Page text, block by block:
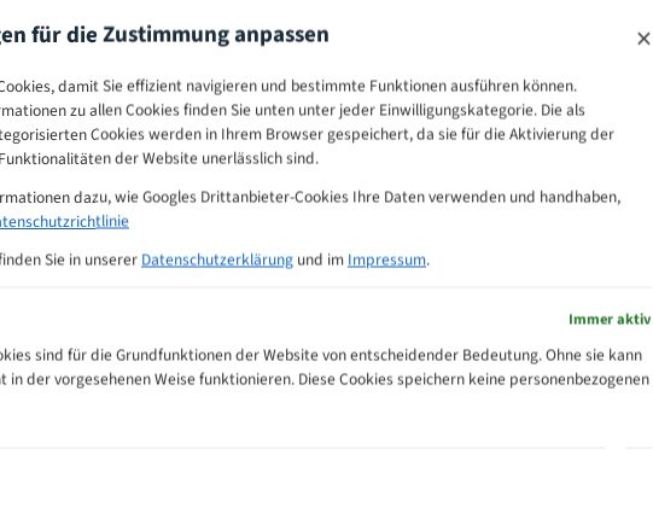
Handhabung, Transport und Lagerung nur mit geeigneten Schutzhandschuhen.
und vom Netz getrennter Maschine durchführen.
Schmuck oder Handschuhe im Bereich des laufenden Bandes.
im angegebenen Maß- bzw. Drehzahlbereich einsetzen.
verwenden.
für die Zustimmung anpassen ×
damit Sie effizient navigieren und bestimmte Funktionen ausführen können.
zu allen Cookies finden Sie unten unter jeder Einwilligungskategorie. Die als
Cookies werden in Ihrem Browser gespeichert, da sie für die Aktivierung der
der Website unerlässlich sind.
dazu, wie Googles Drittanbieter-Cookies Ihre Daten verwenden und handhaben,
Sie in unserer Datenschutzerklärung und im Impressum.
Immer aktiv
sind für die Grundfunktionen der Website von entscheidender Bedeutung. Ohne sie kann
in der vorgesehenen Weise funktionieren. Diese Cookies speichern keine personenbezogenen